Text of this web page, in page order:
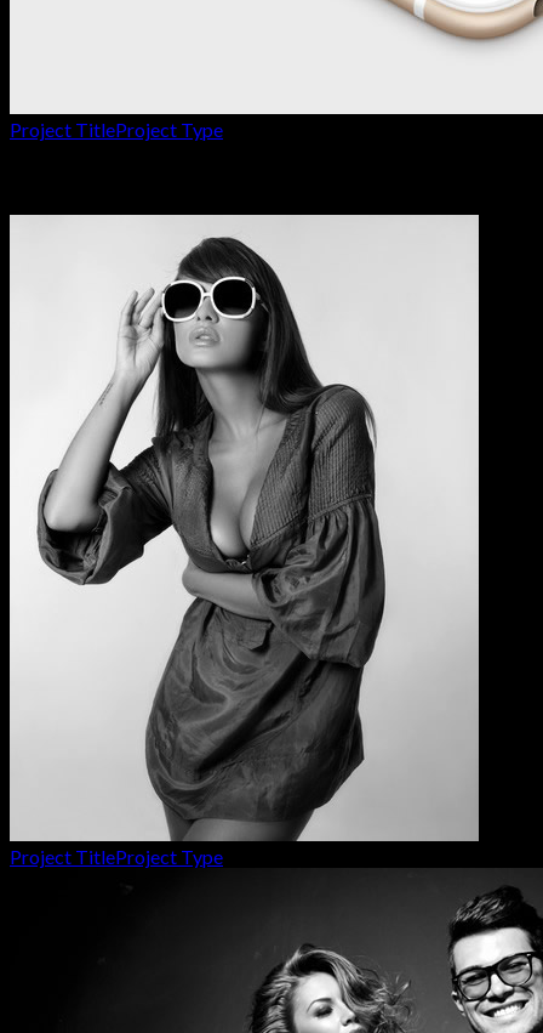
Project TitleProject Type
Project TitleProject Type